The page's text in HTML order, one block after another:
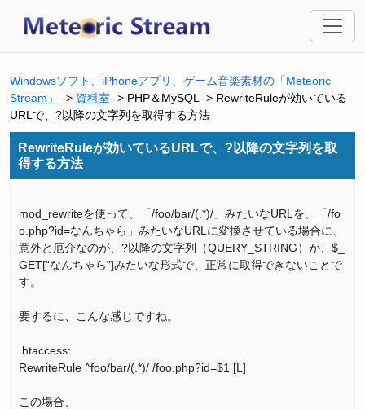
Windowsソフト、iPhoneアプリ、ゲーム音楽素材の「Meteoric
Stream」
-> 資料室 -> PHP＆MySQL -> RewriteRuleが効いている
URLで、?以降の文字列を取得する方法
RewriteRuleが効いているURLで、?以降の文字列を取
得する方法
mod_rewriteを使って、「/foo/bar/(.*)/」みたいなURLを、「/fo
o.php?id=なんちゃら」みたいなURLに変換させている場合に、
意外と厄介なのが、?以降の文字列（QUERY_STRING）が、$_
GET[“なんちゃら”]みたいな形式で、正常に取得できないことで
す。
要するに、こんな感じですね。
.htaccess:
RewriteRule ^foo/bar/(.*)/ /foo.php?id=$1 [L]
この場合、